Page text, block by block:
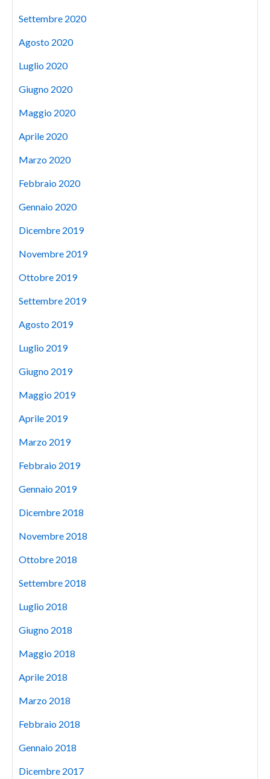
Settembre 2020
Agosto 2020
Luglio 2020
Giugno 2020
Maggio 2020
Aprile 2020
Marzo 2020
Febbraio 2020
Gennaio 2020
Dicembre 2019
Novembre 2019
Ottobre 2019
Settembre 2019
Agosto 2019
Luglio 2019
Giugno 2019
Maggio 2019
Aprile 2019
Marzo 2019
Febbraio 2019
Gennaio 2019
Dicembre 2018
Novembre 2018
Ottobre 2018
Settembre 2018
Luglio 2018
Giugno 2018
Maggio 2018
Aprile 2018
Marzo 2018
Febbraio 2018
Gennaio 2018
Dicembre 2017